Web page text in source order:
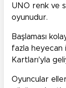
UNO renk ve
oyunudur.
Başlaması
fazla heyecan
Kartları'yla
Oyuncular